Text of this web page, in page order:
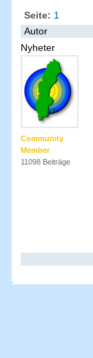
Seite: 1
Autor
Nyheter
Community
Member
11098 Beiträge